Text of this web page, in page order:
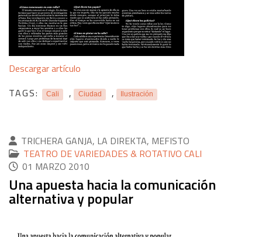
Descargar artículo
TAGS:
Cali , Ciudad , Ilustración
TRICHERA GANJA, LA DIREKTA, MEFISTO
TEATRO DE VARIEDADES & ROTATIVO CALI
01 MARZO 2010
Una apuesta hacia la comunicación
alternativa y popular